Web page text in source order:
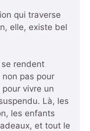
qui traverse
elle, existe bel
rendent
pas pour
vivre un
Là, les
les enfants
et tout le